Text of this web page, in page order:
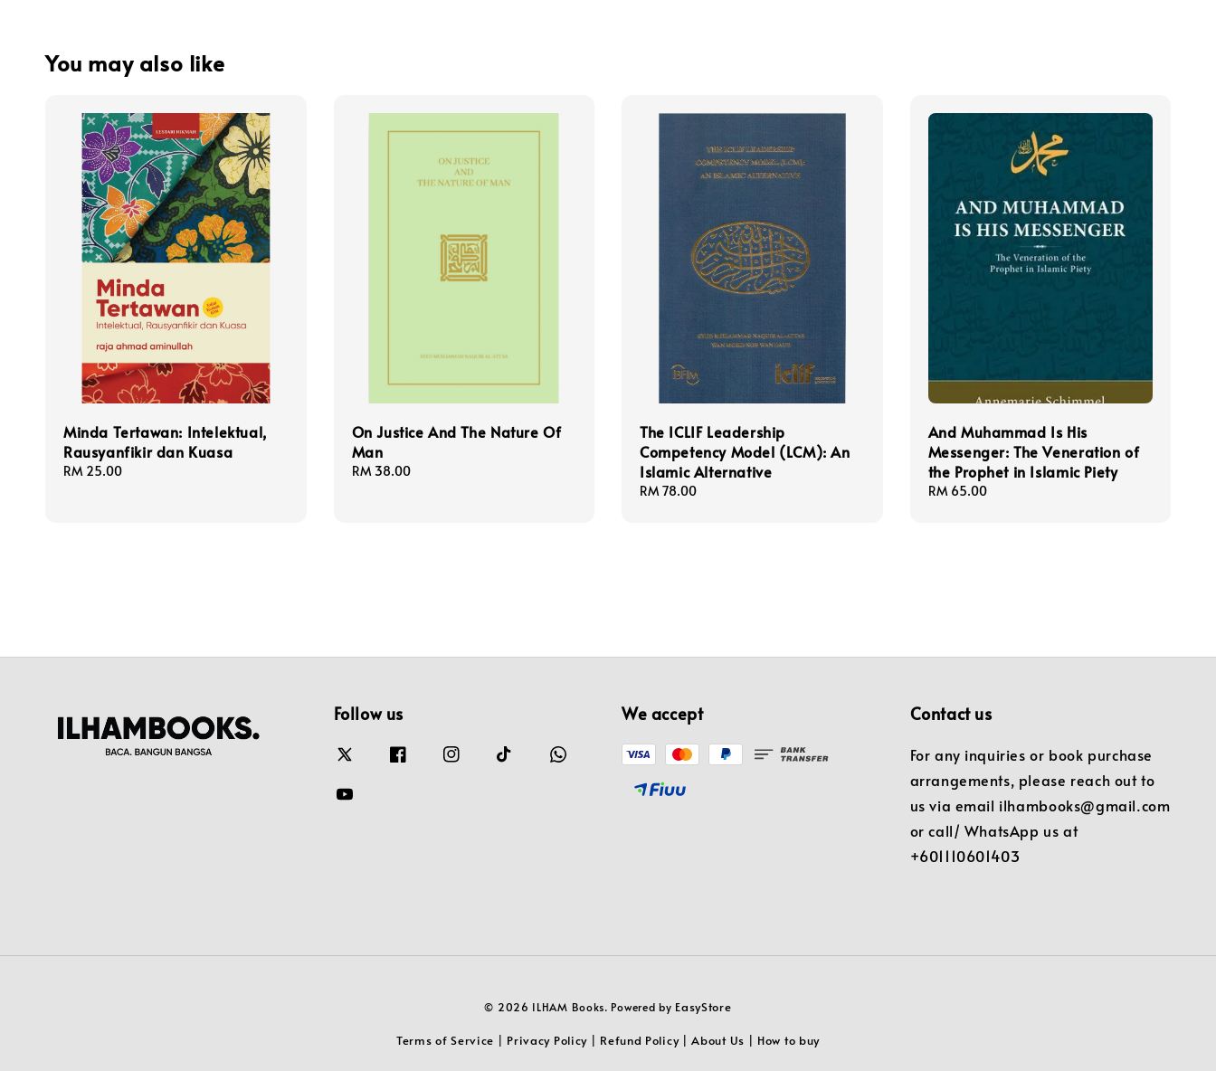
You may also like
Minda Tertawan: Intelektual,
Rausyanfikir dan Kuasa
Regular
RM 25.00
On Justice And The Nature Of
Man
Regular
RM 38.00
The ICLIF Leadership
Competency Model (LCM): An
Islamic Alternative
Regular
RM 78.00
And Muhammad Is His
Messenger: The Veneration of
the Prophet in Islamic Piety
Regular
RM 65.00
Follow us We accept Contact us
For any inquiries or book purchase
arrangements, please reach out to
us via email ilhambooks@gmail.com
or call/ WhatsApp us at
+601110601403
© 2026 ILHAM Books. Powered by EasyStore
Terms of Service Privacy Policy Refund Policy|About Us How to buy